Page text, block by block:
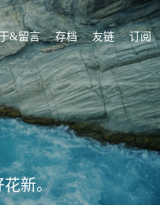
&留言 存档 友链 订阅
花新。